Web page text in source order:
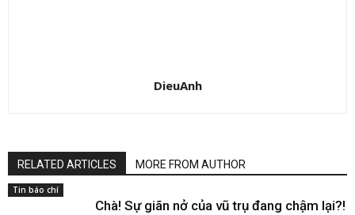
DieuAnh
RELATED ARTICLES MORE FROM AUTHOR
Tin báo chí
Chà! Sự giãn nở của vũ trụ đang chậm lại?!